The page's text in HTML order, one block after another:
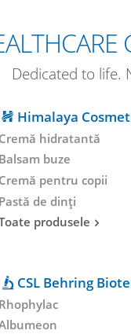
Dedicated to life.
Himalaya
Cremă hidratantă
Balsam buze
Cremă pentru copii
Pastă de dinți
produsele
CSL Behring
Rhophylac